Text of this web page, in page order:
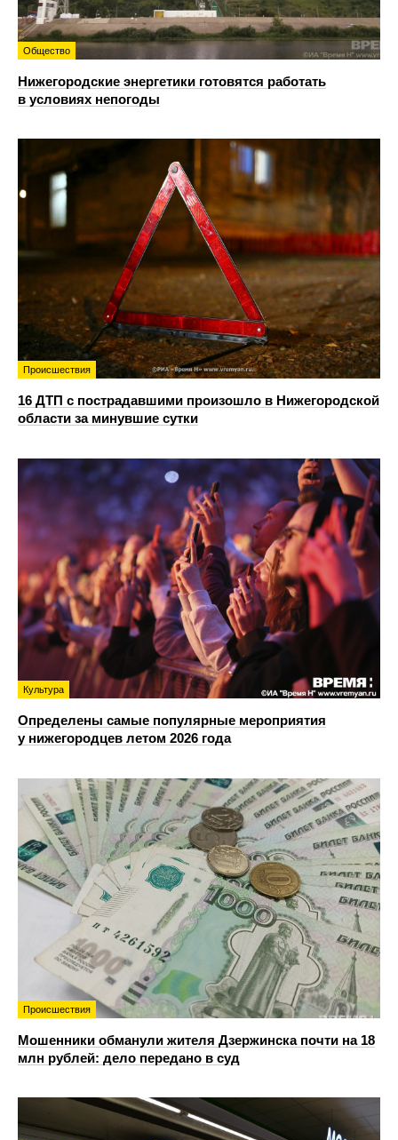
Общество
Нижегородские энергетики готовятся работать
в условиях непогоды
Происшествия
16 ДТП с пострадавшими произошло в Нижегородской
области за минувшие сутки
Культура
Определены самые популярные мероприятия
у нижегородцев летом 2026 года
Происшествия
Мошенники обманули жителя Дзержинска почти на 18
млн рублей: дело передано в суд